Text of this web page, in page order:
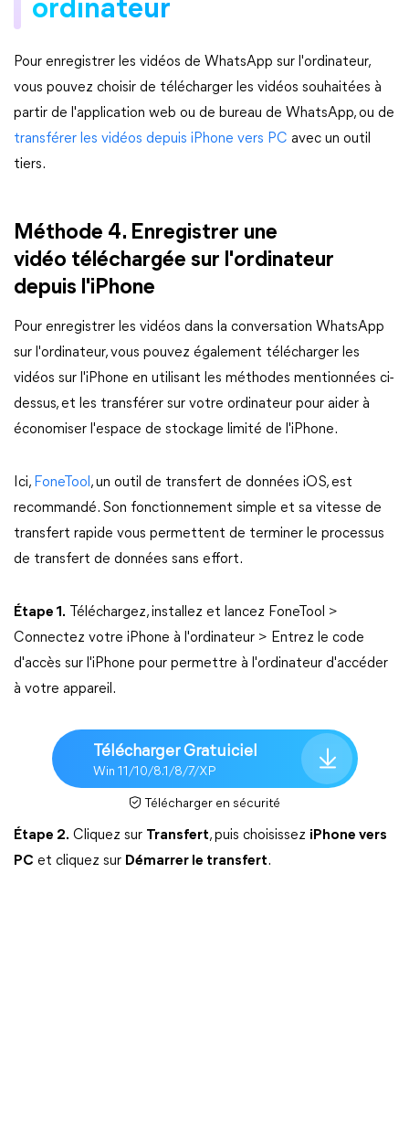
ordinateur
Pour enregistrer les vidéos de WhatsApp sur l'ordinateur,
vous pouvez choisir de télécharger les vidéos souhaitées à
partir de l'application web ou de bureau de WhatsApp, ou de
transférer les vidéos depuis iPhone vers PC avec un outil
tiers.
Méthode 4. Enregistrer une
vidéo téléchargée sur l'ordinateur
depuis l'iPhone
Pour enregistrer les vidéos dans la conversation WhatsApp
sur l'ordinateur, vous pouvez également télécharger les
vidéos sur l'iPhone en utilisant les méthodes mentionnées ci-
dessus, et les transférer sur votre ordinateur pour aider à
économiser l'espace de stockage limité de l'iPhone.
Ici, FoneTool , un outil de transfert de données iOS, est
recommandé. Son fonctionnement simple et sa vitesse de
transfert rapide vous permettent de terminer le processus
de transfert de données sans effort.
Étape 1. Téléchargez, installez et lancez FoneTool >
Connectez votre iPhone à l'ordinateur > Entrez le code
d'accès sur l'iPhone pour permettre à l'ordinateur d'accéder
à votre appareil.
Télécharger Gratuiciel
Win 11/10/8.1/8/7/XP
Télécharger en sécurité
Étape 2. Cliquez sur Transfert, puis choisissez iPhone vers
PC et cliquez sur Démarrer le transfert.